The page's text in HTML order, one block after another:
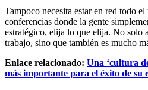
Tampoco necesita estar en red todo
conferencias donde la gente
estratégico, elija lo que elija. No solo
trabajo, sino que también es mucho
Enlace relacionado: Una ‘cultura
más importante para el éxito de su